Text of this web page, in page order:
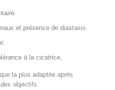
et présence de diastasis.
à la cicatrice.
la plus adaptée après
objectifs.